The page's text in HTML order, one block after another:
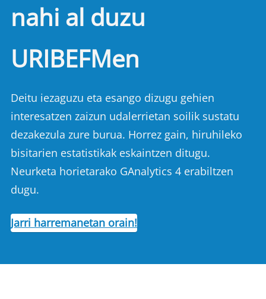
nahi al duzu
URIBEFMen
Deitu iezaguzu eta esango dizugu gehien
interesatzen zaizun udalerrietan soilik sustatu
dezakezula zure burua. Horrez gain, hiruhileko
bisitarien estatistikak eskaintzen ditugu.
Neurketa horietarako GAnalytics 4 erabiltzen
dugu.
Jarri harremanetan orain!